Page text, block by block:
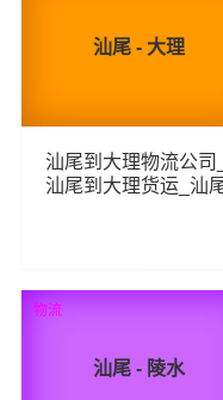
汕尾 - 大理
汕尾到大理物流公司_
汕尾到大理货运_汕
273 查看详细
汕尾 - 陵水
物流